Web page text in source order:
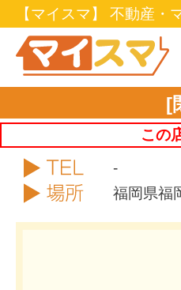
【マイスマ】 不動産
[
この
TEL
-
住所福岡県福